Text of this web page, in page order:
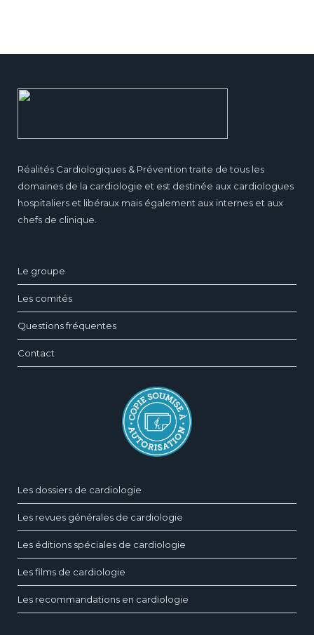
Réalités Cardiologiques & Prévention traite de tous les
domaines de la cardiologie et est destinée aux cardiologues
hospitaliers et libéraux mais également aux internes et aux
chefs de clinique.
Le groupe
Les comités
Questions fréquentes
Contact
Les dossiers de cardiologie
Les revues générales de cardiologie
Les éditions spéciales de cardiologie
Les films de cardiologie
Les recommandations en cardiologie